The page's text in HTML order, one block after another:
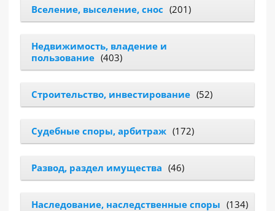
Вселение, выселение, снос (201)
Недвижимость, владение и
пользование (403)
Строительство, инвестирование (52)
Судебные споры, арбитраж (172)
Развод, раздел имущества (46)
Наследование, наследственные споры (134)